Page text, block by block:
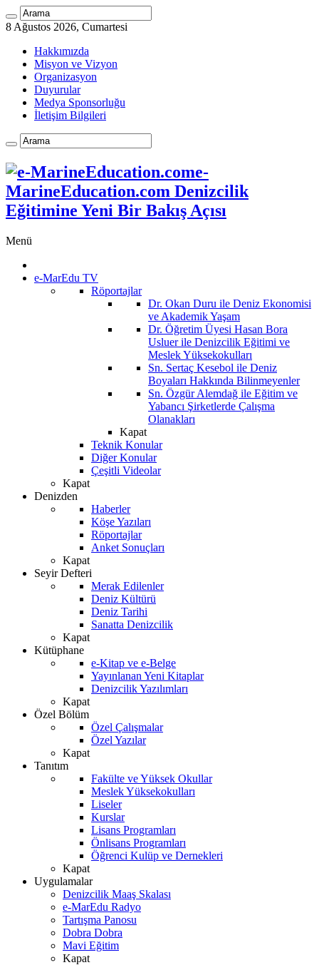
8 Ağustos 2026, Cumartesi
Hakkımızda
Misyon ve Vizyon
Organizasyon
Duyurular
Medya Sponsorluğu
İletişim Bilgileri
e-
MarineEducation.com Denizcilik
Eğitimine Yeni Bir Bakış Açısı
Menü
e-MarEdu TV
Röportajlar
Dr. Okan Duru ile Deniz Ekonomisi
ve Akademik Yaşam
Dr. Öğretim Üyesi Hasan Bora
Usluer ile Denizcilik Eğitimi ve
Meslek Yüksekokulları
Sn. Sertaç Kesebol ile Deniz
Boyaları Hakkında Bilinmeyenler
Sn. Özgür Alemdağ ile Eğitim ve
Yabancı Şirketlerde Çalışma
Olanakları
Kapat
Teknik Konular
Diğer Konular
Çeşitli Videolar
Kapat
Denizden
Haberler
Köşe Yazıları
Röportajlar
Anket Sonuçları
Kapat
Seyir Defteri
Merak Edilenler
Deniz Kültürü
Deniz Tarihi
Sanatta Denizcilik
Kapat
Kütüphane
e-Kitap ve e-Belge
Yayınlanan Yeni Kitaplar
Denizcilik Yazılımları
Kapat
Özel Bölüm
Özel Çalışmalar
Özel Yazılar
Kapat
Tanıtım
Fakülte ve Yüksek Okullar
Meslek Yüksekokulları
Liseler
Kurslar
Lisans Programları
Önlisans Programları
Öğrenci Kulüp ve Dernekleri
Kapat
Uygulamalar
Denizcilik Maaş Skalası
e-MarEdu Radyo
Tartışma Panosu
Dobra Dobra
Mavi Eğitim
Kapat